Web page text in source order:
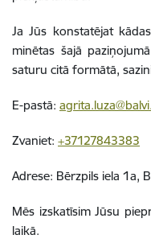
Ja Jūs konstatējat
minētas šajā
saturu citā formātā,
E-pastā:
Zvaniet: +37127843383
Adrese: Bērzpils iela 1a,
Mēs izskatīsim Jūsu
laikā.